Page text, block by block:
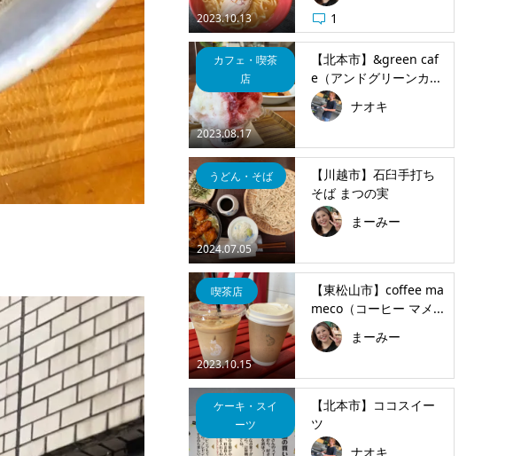
2023.10.13
1
2023.08.17
カフェ・喫茶
店
【北本市】&green caf
e（アンドグリーンカ...
ナオキ
2024.07.05
うどん・そば
【川越市】石臼手打ち
そば まつの実
まーみー
2023.10.15
喫茶店
【東松山市】coffee ma
meco（コーヒー マメ...
まーみー
ケーキ・スイ
ーツ
【北本市】ココスイー
ツ
ナオキ